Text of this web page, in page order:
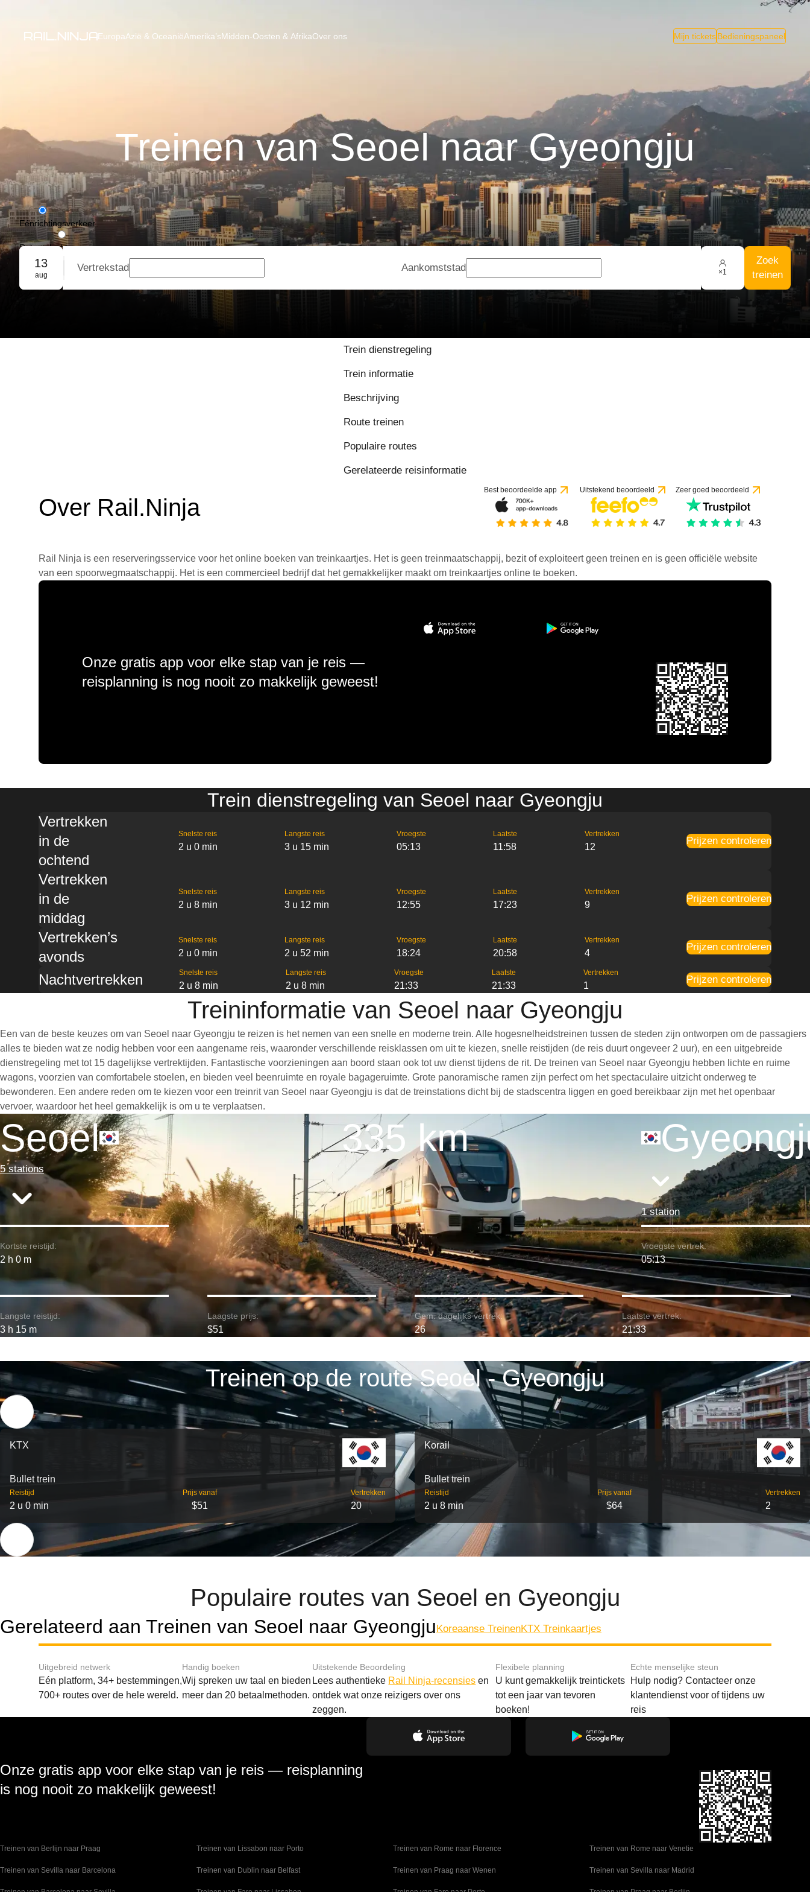
EuropaAzië & OceaniëAmerika’sMidden-Oosten & AfrikaOver ons Mijn ticketsBedieningspaneel
Treinen van Seoel naar Gyeongju
Eénrichtingsverkeer
Retourvlucht
Groepsreservering
13
aug
Vertrekstad Aankomststad ×1
Zoek
treinen
Trein dienstregeling
Trein informatie
Beschrijving
Route treinen
Populaire routes
Gerelateerde reisinformatie
Over Rail.Ninja
Best beoordeelde app Uitstekend beoordeeld Zeer goed beoordeeld
Rail Ninja is een reserveringsservice voor het online boeken van treinkaartjes. Het is geen treinmaatschappij, bezit of exploiteert geen treinen en is geen officiële website
van een spoorwegmaatschappij. Het is een commercieel bedrijf dat het gemakkelijker maakt om treinkaartjes online te boeken.
Onze gratis app voor elke stap van je reis —
reisplanning is nog nooit zo makkelijk geweest!
Trein dienstregeling van Seoel naar Gyeongju
Vertrekken
in de
ochtend
Snelste reis
2 u 0 min
Langste reis
3 u 15 min
Vroegste
05:13
Laatste
11:58
Vertrekken
12
Prijzen controleren
Vertrekken
in de
middag
Snelste reis
2 u 8 min
Langste reis
3 u 12 min
Vroegste
12:55
Laatste
17:23
Vertrekken
9
Prijzen controleren
Vertrekken’s
avonds
Snelste reis
2 u 0 min
Langste reis
2 u 52 min
Vroegste
18:24
Laatste
20:58
Vertrekken
4
Prijzen controleren
Nachtvertrekken Snelste reis
2 u 8 min
Langste reis
2 u 8 min
Vroegste
21:33
Laatste
21:33
Vertrekken
1
Prijzen controleren
Treininformatie van Seoel naar Gyeongju
Een van de beste keuzes om van Seoel naar Gyeongju te reizen is het nemen van een snelle en moderne trein. Alle hogesnelheidstreinen tussen de steden zijn ontworpen om de passagiers
alles te bieden wat ze nodig hebben voor een aangename reis, waaronder verschillende reisklassen om uit te kiezen, snelle reistijden (de reis duurt ongeveer 2 uur), en een uitgebreide
dienstregeling met tot 15 dagelijkse vertrektijden. Fantastische voorzieningen aan boord staan ook tot uw dienst tijdens de rit. De treinen van Seoel naar Gyeongju hebben lichte en ruime
wagons, voorzien van comfortabele stoelen, en bieden veel beenruimte en royale bagageruimte. Grote panoramische ramen zijn perfect om het spectaculaire uitzicht onderweg te
bewonderen. Een andere reden om te kiezen voor een treinrit van Seoel naar Gyeongju is dat de treinstations dicht bij de stadscentra liggen en goed bereikbaar zijn met het openbaar
vervoer, waardoor het heel gemakkelijk is om u te verplaatsen.
Seoel
5 stations
335 km
1 station
Kortste reistijd:
2 h 0 m
Vroegste vertrek:
05:13
Langste reistijd:
3 h 15 m
Laagste prijs:
$51
Gem. dagelijks vertrek:
26
Laatste vertrek:
21:33
Treinen op de route Seoel - Gyeongju
KTX
Bullet trein
Reistijd
2 u 0 min
Prijs vanaf
$51
Vertrekken
20
Korail
Bullet trein
Reistijd
2 u 8 min
Prijs vanaf
$64
Vertrekken
2
Populaire routes van Seoel en Gyeongju
9.2 / 10 op basis van 24 beoordelingen
Gerelateerd aan Treinen van Seoel naar GyeongjuKoreaanse TreinenKTX Treinkaartjes
Uitgebreid netwerk
Eén platform, 34+ bestemmingen,
700+ routes over de hele wereld.
Handig boeken
Wij spreken uw taal en bieden
meer dan 20 betaalmethoden.
Uitstekende Beoordeling
Lees authentieke Rail Ninja-recensies en
ontdek wat onze reizigers over ons
zeggen.
Flexibele planning
U kunt gemakkelijk treintickets
tot een jaar van tevoren
boeken!
Echte menselijke steun
Hulp nodig? Contacteer onze
klantendienst voor of tijdens uw
reis
Onze gratis app voor elke stap van je reis — reisplanning
is nog nooit zo makkelijk geweest!
Treinen van Berlijn naar Praag Treinen van Lissabon naar Porto Treinen van Rome naar Florence Treinen van Rome naar Venetie
Treinen van Sevilla naar Barcelona Treinen van Dublin naar Belfast Treinen van Praag naar Wenen Treinen van Sevilla naar Madrid